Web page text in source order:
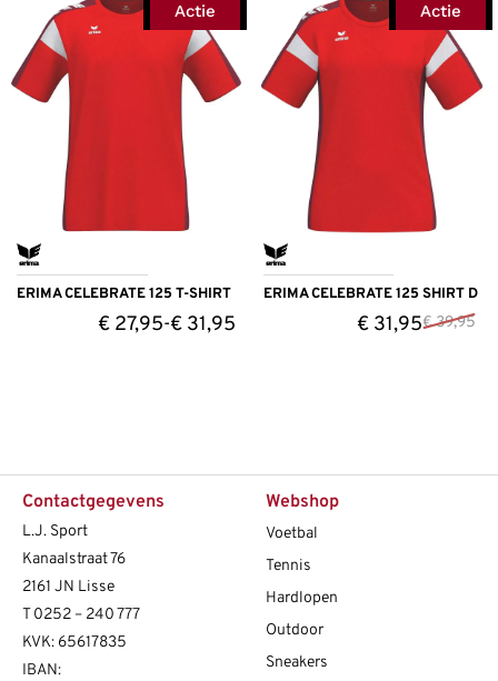
Actie
ERIMA CELEBRATE 125 T-SHIRT
€27,95-€31,95
Actie
ERIMA CELEBRATE 125 SHIRT D
€ 31,95€39,95
Contactgegevens
L.J. Sport
Kanaalstraat 76
2161 JN Lisse
T0252 – 240 777
KVK: 65617835
IBAN:
Webshop
Voetbal
Tennis
Hardlopen
Outdoor
Sneakers